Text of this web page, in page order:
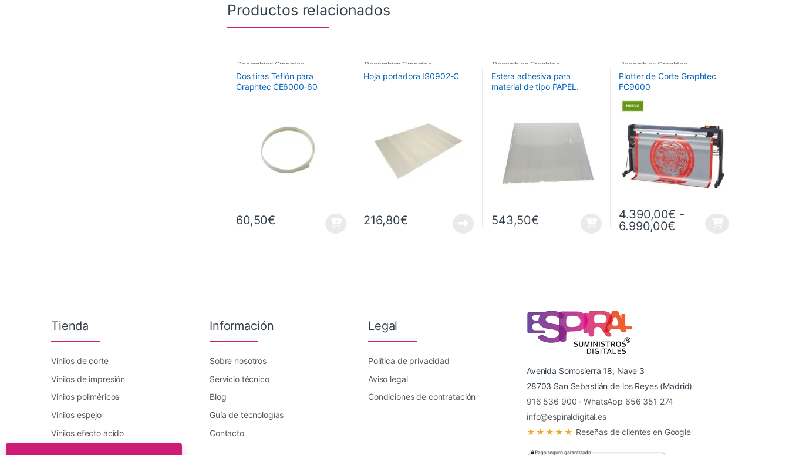
Productos relacionados
Recambios Graphtec
Dos tiras Teflón para
Graphtec CE6000‑60
60,50€
Recambios Graphtec
Hoja portadora IS0902-C
216,80€
Recambios Graphtec
Estera adhesiva para
material de tipo PAPEL.
543,50€
Recambios Graphtec
Plotter de Corte Graphtec
FC9000
4.390,00€ -
6.990,00€
Este producto tiene múltiples variantes. Las
Tienda
Vinilos de corte
Vinilos de impresión
Vinilos poliméricos
Vinilos espejo
Vinilos efecto ácido
Información
Sobre nosotros
Servicio técnico
Blog
Guía de tecnologías
Contacto
Legal
Política de privacidad
Aviso legal
Condiciones de contratación
Avenida Somosierra 18, Nave 3
28703 San Sebastián de los Reyes (Madrid)
916 536 900 ·WhatsApp 656 351 274
info@espiraldigital.es
★★★★★ Reseñas de clientes en Google